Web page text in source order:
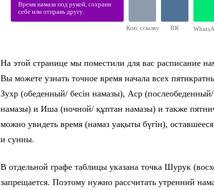
Время намаза под рукой, сохрани
себе или отправь другу.
Коп. ссылку ВК
На этой странице мы поместили для вас расписание
Вы можете узнать точное время начала всех
Зухр (обеденный/ бесін намазы), Аср
намазы) и Иша (ночной/ құптан намазы) и также
можно увидеть время (намаз уақыты бүгін),
и сунны.
В отдельной графе таблицы указана точка Шурук
запрещается. Поэтому нужно рассчитать утренний